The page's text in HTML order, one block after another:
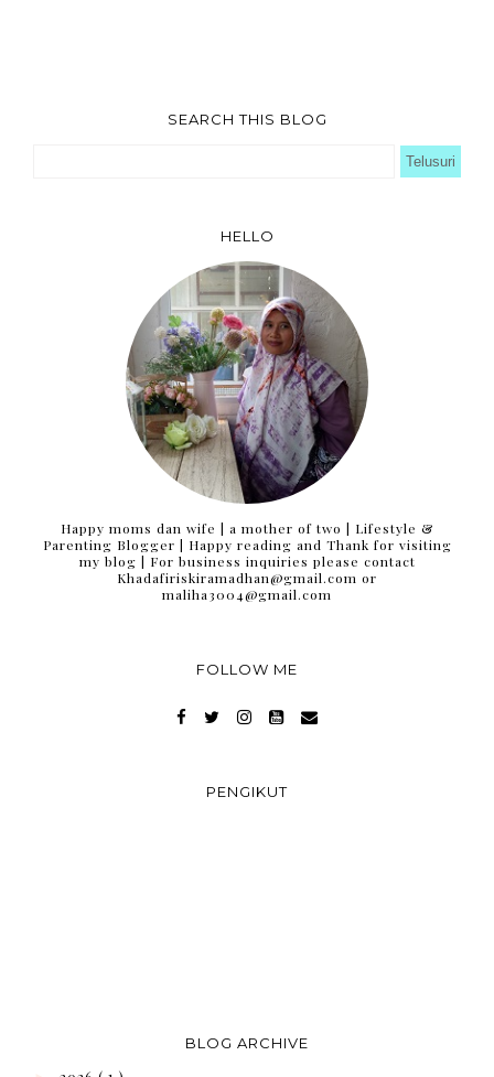
SEARCH THIS BLOG
HELLO
Happy moms dan wife | a mother of two | Lifestyle &
Parenting Blogger | Happy reading and Thank for visiting
my blog | For business inquiries please contact
Khadafiriskiramadhan@gmail.com or
maliha3004@gmail.com
FOLLOW ME
PENGIKUT
BLOG ARCHIVE